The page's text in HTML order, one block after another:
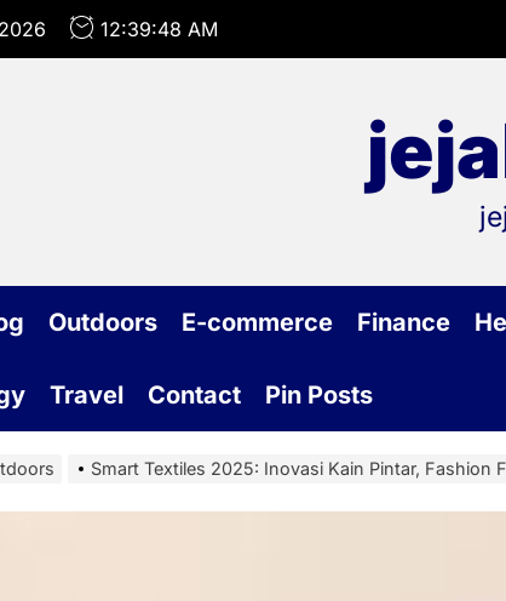
12:39:49 AM
Outdoors E-commerce Finance
Travel Contact Pin Posts
Smart Textiles 2025: Inovasi Kain Pintar, Fashion